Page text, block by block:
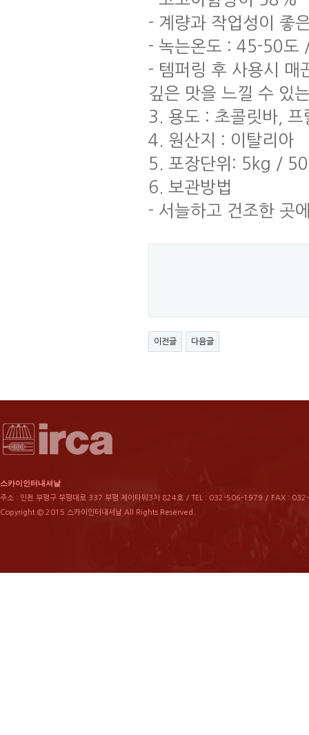
- 계량과 작업성이 좋
- 녹는온도 : 45-50도
- 템퍼링 후 사용시 매
깊은 맛을 느낄 수 있
3. 용도 : 초콜릿바, 프
4. 원산지 : 이탈리아
5. 포장단위: 5kg /
6. 보관방법
- 서늘하고 건조한 곳
이전글 다음글
스카이인터내셔날
주소 : 인천 부평구 부평대로 337 부평 제이타워3차 824호 / TEL : 032-506-1979 / FAX :
Copyright © 2015 스카이인터내셔날 All Rights Reserved.